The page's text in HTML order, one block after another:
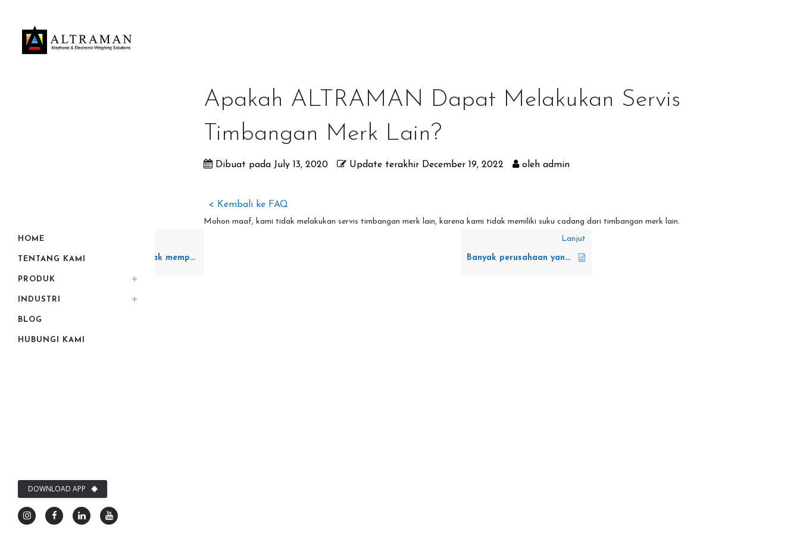
HOME
TENTANG KAMI
PRODUK
INDUSTRI
BLOG
HUBUNGI KAMI
DOWNLOAD APP
Apakah ALTRAMAN Dapat Melakukan Servis
Timbangan Merk Lain?
Dibuat pada July 13, 2020 Update terakhir December 19, 2022 oleh admin
< Kembali ke FAQ
Mohon maaf, kami tidak melakukan servis timbangan merk lain, karena kami tidak memiliki suku cadang dari timbangan merk lain.
ALTRAMAN tidak mempunyai cabang di kota saya. Bagaimana saya bisa mendapatkan produk ALTRAMAN?
Lanjut
Banyak perusahaan yang menjual timbangan. Kenapa saya harus membeli dari ALTRAMAN?